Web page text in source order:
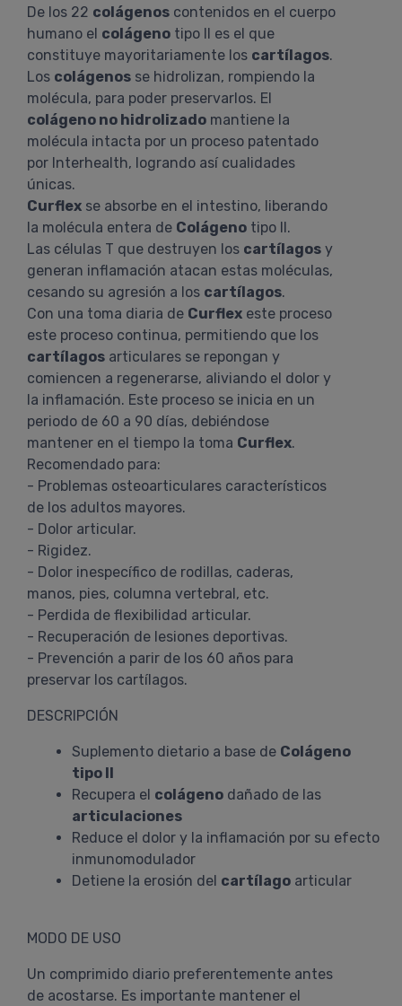
De los 22 colágenos contenidos en el cuerpo
humano el colágeno tipo II es el que
constituye mayoritariamente los cartílagos.
Los colágenos se hidrolizan, rompiendo la
molécula, para poder preservarlos. El
colágeno no hidrolizado mantiene la
molécula intacta por un proceso patentado
por Interhealth, logrando así cualidades
únicas.
Curflex se absorbe en el intestino, liberando
la molécula entera de Colágeno tipo II.
Las células T que destruyen los cartílagos y
generan inflamación atacan estas moléculas,
cesando su agresión a los cartílagos.
Con una toma diaria de Curflex este proceso
este proceso continua, permitiendo que los
cartílagos articulares se repongan y
comiencen a regenerarse, aliviando el dolor y
la inflamación. Este proceso se inicia en un
periodo de 60 a 90 días, debiéndose
mantener en el tiempo la toma Curflex.
Recomendado para:
- Problemas osteoarticulares característicos
de los adultos mayores.
- Dolor articular.
- Rigidez.
- Dolor inespecífico de rodillas, caderas,
manos, pies, columna vertebral, etc.
- Perdida de flexibilidad articular.
- Recuperación de lesiones deportivas.
- Prevención a parir de los 60 años para
preservar los cartílagos.
DESCRIPCIÓN
Suplemento dietario a base de Colágeno
tipo II
Recupera el colágeno dañado de las
articulaciones
Reduce el dolor y la inflamación por su efecto
inmunomodulador
Detiene la erosión del cartílago articular
MODO DE USO
Un comprimido diario preferentemente antes
de acostarse. Es importante mantener el